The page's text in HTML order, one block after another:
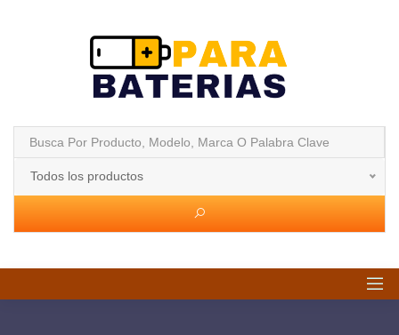
Todos los productos